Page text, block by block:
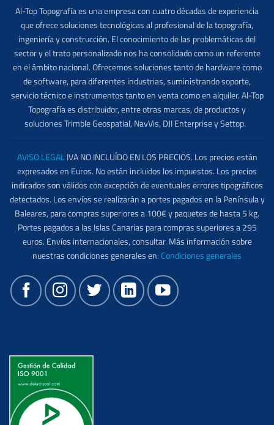
Al-Top Topografía es una empresa con cuatro décadas de experiencia
que ofrece soluciones tecnológicas al profesional de la topografía,
ingeniería y construcción. El conocimiento de las problemáticas del
sector y el trato personalizado nos ha consolidado como un referente
en el ámbito nacional. Ofrecemos soluciones tanto de hardware como
de software, para diferentes industrias, suministrando soporte,
servicio técnico e instrumentos tanto en venta como en alquiler. Al-Top
Topografía es distribuidor, entre otras marcas, de productos y
soluciones Trimble Geospatial, NavVis, DJI Enterprise y Settop.
AVISO LEGALIVA NO INCLUÍDO EN LOS PRECIOS. Los precios están
expresados en Euros. No están incluidos los impuestos. Los precios
indicados son válidos con excepción de eventuales errores tipográficos
detectados. Los envíos se realizarán a portes pagados en la Península y
Baleares, para compras superiores a 100€ y paquetes de hasta 5 kg.
Portes pagados a las Islas Canarias para compras superiores a 295
euros. Envíos internacionales, consultar. Más información sobre
nuestras condiciones generales en: Condiciones generales